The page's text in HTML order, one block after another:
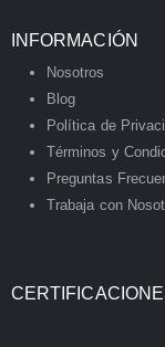
INFORMACIÓN
Nosotros
Blog
Política de
Términos y
Preguntas
Trabaja con